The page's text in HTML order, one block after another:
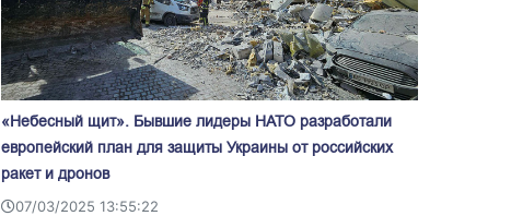
«Небесный щит». Бывшие лидеры НАТО разработали
европейский план для защиты Украины от российских
ракет и дронов
07/03/2025 13:55:22